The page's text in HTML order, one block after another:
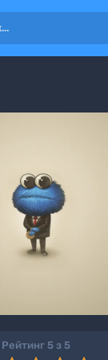
Рейтинг 5 з 5